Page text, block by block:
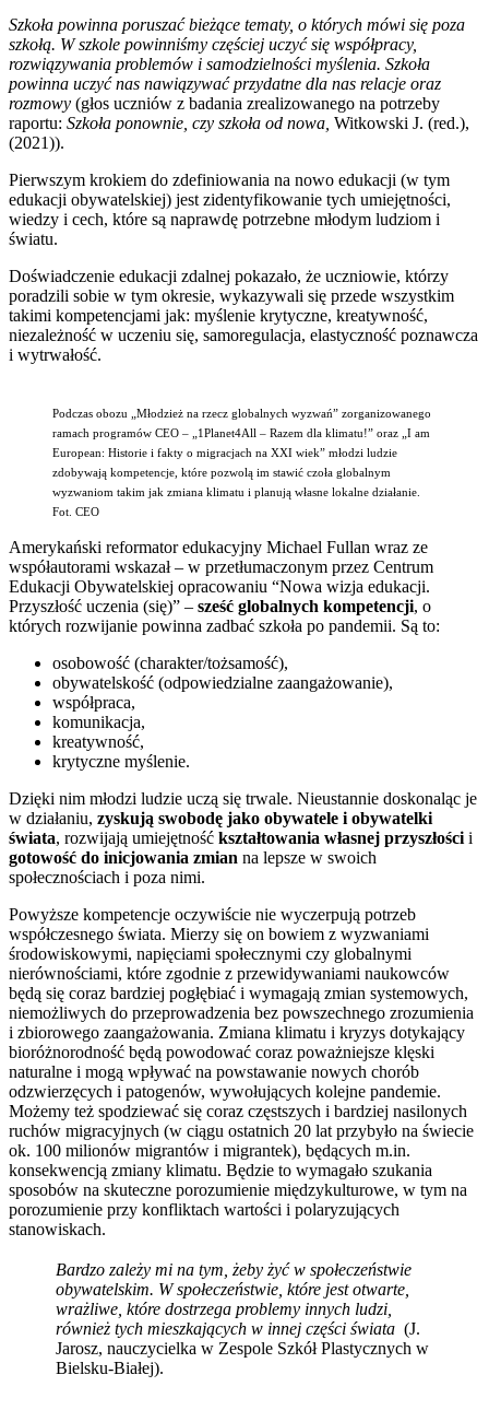
Szkoła powinna poruszać bieżące tematy, o których mówi się poza
szkołą. W szkole powinniśmy częściej uczyć się współpracy,
rozwiązywania problemów i samodzielności myślenia. Szkoła
powinna uczyć nas nawiązywać przydatne dla nas relacje oraz
rozmowy (głos uczniów z badania zrealizowanego na potrzeby
raportu: Szkoła ponownie, czy szkoła od nowa, Witkowski J. (red.),
(2021)).
Pierwszym krokiem do zdefiniowania na nowo edukacji (w tym
edukacji obywatelskiej) jest zidentyfikowanie tych umiejętności,
wiedzy i cech, które są naprawdę potrzebne młodym ludziom i
światu.
Doświadczenie edukacji zdalnej pokazało, że uczniowie, którzy
poradzili sobie w tym okresie, wykazywali się przede wszystkim
takimi kompetencjami jak: myślenie krytyczne, kreatywność,
niezależność w uczeniu się, samoregulacja, elastyczność poznawcza
i wytrwałość.
Podczas obozu „Młodzież na rzecz globalnych wyzwań” zorganizowanego
ramach programów CEO – „1Planet4All – Razem dla klimatu!” oraz „I am
European: Historie i fakty o migracjach na XXI wiek” młodzi ludzie
zdobywają kompetencje, które pozwolą im stawić czoła globalnym
wyzwaniom takim jak zmiana klimatu i planują własne lokalne działanie.
Fot. CEO
Amerykański reformator edukacyjny Michael Fullan wraz ze
współautorami wskazał – w przetłumaczonym przez Centrum
Edukacji Obywatelskiej opracowaniu “Nowa wizja edukacji.
Przyszłość uczenia (się)” – sześć globalnych kompetencji, o
których rozwijanie powinna zadbać szkoła po pandemii. Są to:
osobowość (charakter/tożsamość),
obywatelskość (odpowiedzialne zaangażowanie),
współpraca,
komunikacja,
kreatywność,
krytyczne myślenie.
Dzięki nim młodzi ludzie uczą się trwale. Nieustannie doskonaląc je
w działaniu, zyskują swobodę jako obywatele i obywatelki
świata, rozwijają umiejętność kształtowania własnej przyszłości i
gotowość do inicjowania zmian na lepsze w swoich
społecznościach i poza nimi.
Powyższe kompetencje oczywiście nie wyczerpują potrzeb
współczesnego świata. Mierzy się on bowiem z wyzwaniami
środowiskowymi, napięciami społecznymi czy globalnymi
nierównościami, które zgodnie z przewidywaniami naukowców
będą się coraz bardziej pogłębiać i wymagają zmian systemowych,
niemożliwych do przeprowadzenia bez powszechnego zrozumienia
i zbiorowego zaangażowania. Zmiana klimatu i kryzys dotykający
bioróżnorodność będą powodować coraz poważniejsze klęski
naturalne i mogą wpływać na powstawanie nowych chorób
odzwierzęcych i patogenów, wywołujących kolejne pandemie.
Możemy też spodziewać się coraz częstszych i bardziej nasilonych
ruchów migracyjnych (w ciągu ostatnich 20 lat przybyło na świecie
ok. 100 milionów migrantów i migrantek), będących m.in.
konsekwencją zmiany klimatu. Będzie to wymagało szukania
sposobów na skuteczne porozumienie międzykulturowe, w tym na
porozumienie przy konfliktach wartości i polaryzujących
stanowiskach.
Bardzo zależy mi na tym, żeby żyć w społeczeństwie
obywatelskim. W społeczeństwie, które jest otwarte,
wrażliwe, które dostrzega problemy innych ludzi,
również tych mieszkających w innej części świata (J.
Jarosz, nauczycielka w Zespole Szkół Plastycznych w
Bielsku-Białej).